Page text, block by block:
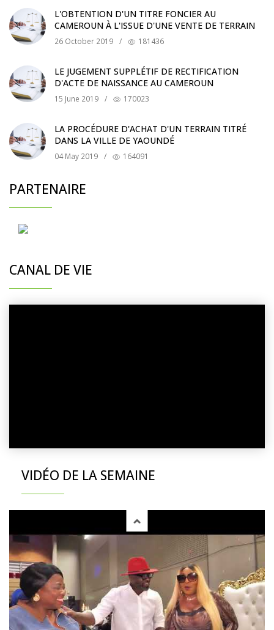
L'OBTENTION D'UN TITRE FONCIER AU
CAMEROUN À L'ISSUE D'UNE VENTE DE TERRAIN
26 October 2019 / 181436
LE JUGEMENT SUPPLÉTIF DE RECTIFICATION
D'ACTE DE NAISSANCE AU CAMEROUN
15 June 2019 / 170023
LA PROCÉDURE D'ACHAT D'UN TERRAIN TITRÉ
DANS LA VILLE DE YAOUNDÉ
04 May 2019 / 164091
PARTENAIRE
CANAL DE VIE
VIDÉO DE LA SEMAINE